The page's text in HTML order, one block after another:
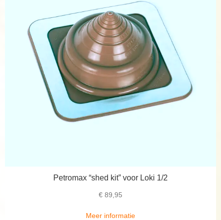
Petromax “shed kit” voor Loki 1/2
€ 89,95
Meer informatie